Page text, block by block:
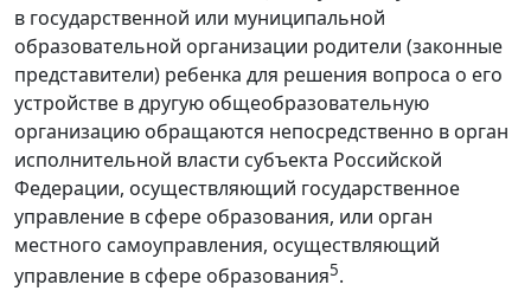
в государственной или муниципальной
образовательной организации родители (законные
представители) ребенка для решения вопроса о его
устройстве в другую общеобразовательную
организацию обращаются непосредственно в орган
исполнительной власти субъекта Российской
Федерации, осуществляющий государственное
управление в сфере образования, или орган
местного самоуправления, осуществляющий
управление в сфере образования5.